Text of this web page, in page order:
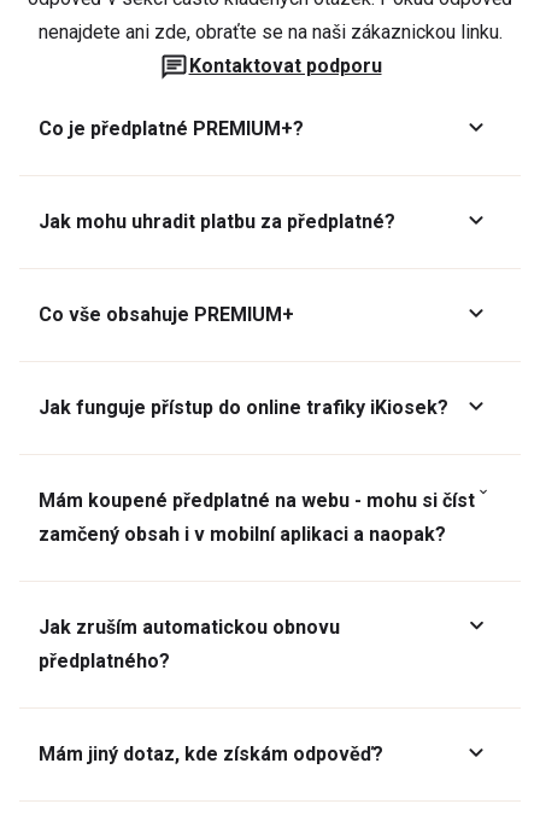
nenajdete ani zde, obraťte se na naši zákaznickou linku.
Kontaktovat podporu
Co je předplatné PREMIUM+?
Jak mohu uhradit platbu za předplatné?
Co vše obsahuje PREMIUM+
Jak funguje přístup do online trafiky iKiosek?
Mám koupené předplatné na webu - mohu si číst
zamčený obsah i v mobilní aplikaci a naopak?
Jak zruším automatickou obnovu
předplatného?
Mám jiný dotaz, kde získám odpověď?